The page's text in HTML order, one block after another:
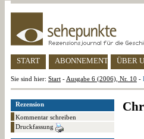
START ABONNEMENT ÜBER
Sie sind hier: Start - Ausgabe 6 (2006), Nr. 10 -
Rezension
Kommentar schreiben
Druckfassung